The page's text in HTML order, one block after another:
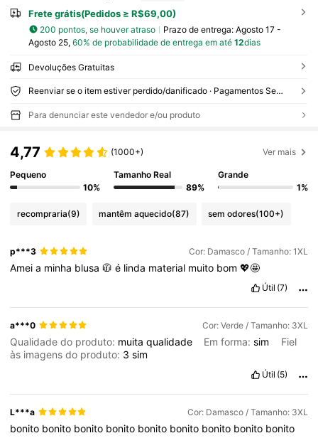
Frete grátis(Pedidos ≥ R$69,00)
200 pontos, se houver atraso Prazo de entrega: Agosto 17 -
Agosto 25, 60% de probabilidade de entrega em até 12dias
Devoluções Gratuitas
Reenviar se o item estiver perdido/danificado · Pagamentos Seguros · Proteção de privacidade
Para denunciar este vendedor e/ou produto
4,77 (1000+) Ver mais
Pequeno
10%
Tamanho Real
89%
Grande
1%
recompraria(9) mantêm aquecido(87) sem odores(100+)
p***3 Cor: Damasco / Tamanho: 1XL
Ameia minha blusa🧥é linda material muito bom💖🤩
Útil (7)
a***0 Cor: Verde / Tamanho: 3XL
Qualidade do produto: muitaqualidade Em forma:sim
Fiel
às imagens do produto: 3sim
Útil (5)
L***a Cor: Damasco / Tamanho: 3XL
bonito bonito bonito bonito bonito bonito bonito bonito bonito